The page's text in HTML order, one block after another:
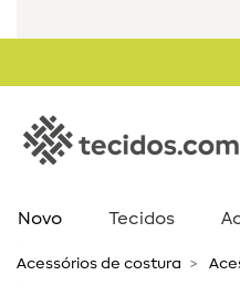
Novo Tecidos
Acessórios de costura​